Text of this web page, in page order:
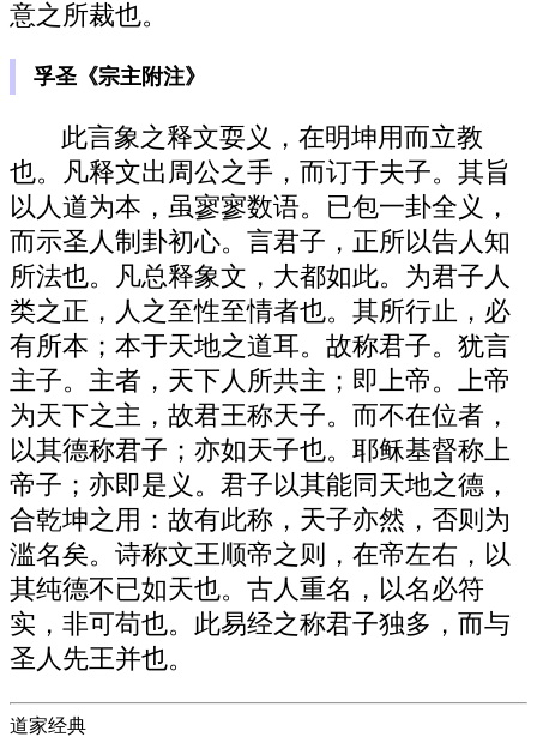
意之所裁也。
孚圣《宗主附注》
此言象之释文耍义，在明坤用而立教
也。凡释文出周公之手，而订于夫子。其旨
以人道为本，虽寥寥数语。已包一卦全义，
而示圣人制卦初心。言君子，正所以告人知
所法也。凡总释象文，大都如此。为君子人
类之正，人之至性至情者也。其所行止，必
有所本；本于天地之道耳。故称君子。犹言
主子。主者，天下人所共主；即上帝。上帝
为天下之主，故君王称天子。而不在位者，
以其德称君子；亦如天子也。耶稣基督称上
帝子；亦即是义。君子以其能同天地之德，
合乾坤之用：故有此称，天子亦然，否则为
滥名矣。诗称文王顺帝之则，在帝左右，以
其纯德不已如天也。古人重名，以名必符
实，非可苟也。此易经之称君子独多，而与
圣人先王并也。
道家经典